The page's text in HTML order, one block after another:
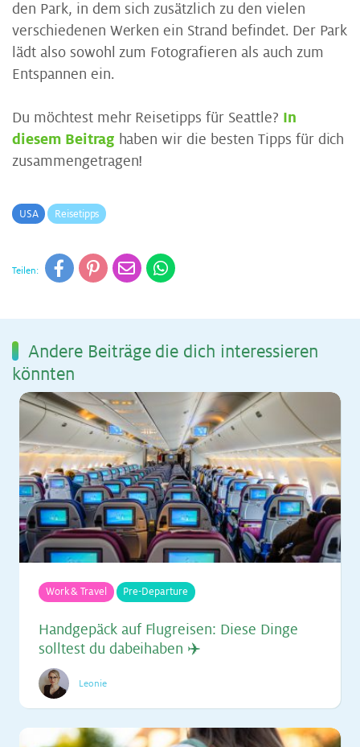
den Park, in dem sich zusätzlich zu den vielen
verschiedenen Werken ein Strand befindet. Der Park
lädt also sowohl zum Fotografieren als auch zum
Entspannen ein.
Du möchtest mehr Reisetipps für Seattle? In
diesem Beitrag haben wir die besten Tipps für dich
zusammengetragen!
USA Reisetipps
Teilen:
An­de­re Bei­trä­ge die dich in­ter­es­sie­ren
könn­ten
Work & Travel Pre-Departure
Hand­ge­päck auf Flug­rei­sen: Die­se Din­ge
soll­test du da­bei­ha­ben ✈️
Leonie